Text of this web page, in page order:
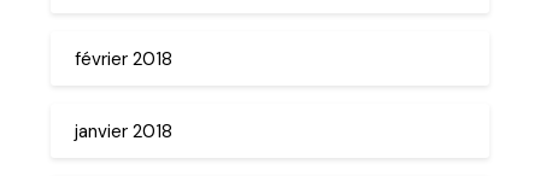
février 2018
janvier 2018